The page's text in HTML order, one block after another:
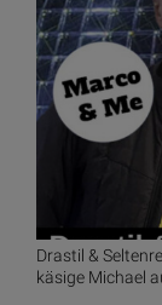
Drastil &
käsige Michael